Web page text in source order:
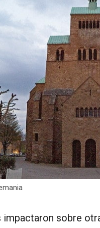
impactaron sobre